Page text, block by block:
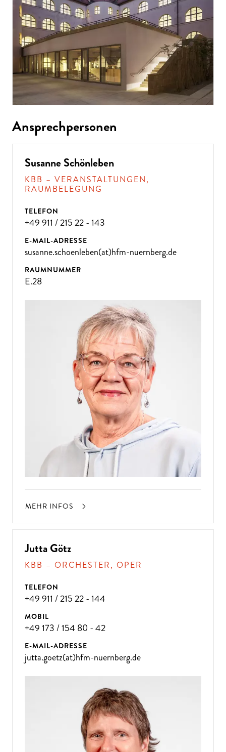
Ansprechpersonen
Susanne Schönleben
KBB – VERANSTALTUNGEN,
RAUMBELEGUNG
TELEFON
+49 911 / 215 22 - 143
E-MAIL-ADRESSE
susanne.schoenleben(at)hfm-nuernberg.de
RAUMNUMMER
E.28
MEHR INFOS
Jutta Götz
KBB – ORCHESTER, OPER
TELEFON
+49 911 / 215 22 - 144
MOBIL
+49 173 / 154 80 - 42
E-MAIL-ADRESSE
jutta.goetz(at)hfm-nuernberg.de